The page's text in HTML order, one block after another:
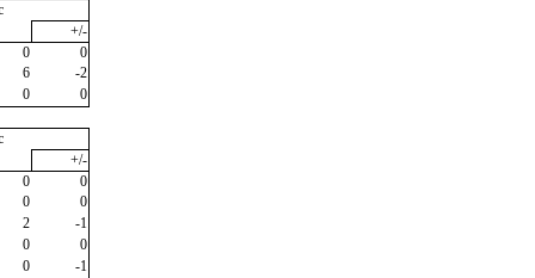
+/-
0
0
6
-2
0
0
+/-
0
0
0
0
2
-1
0
0
0
-1